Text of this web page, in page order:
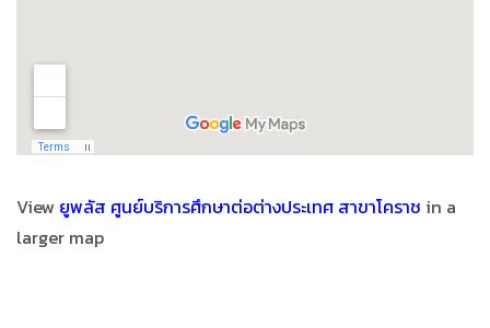
View ยูพลัส ศูนย์บริการศึกษาต่อต่างประเทศ สาขาโคราช in a
larger map